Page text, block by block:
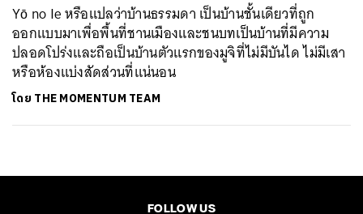
Yō no Ie หรือแปลว่าบ้านธรรมดา เป็นบ้านชั้นเดียวที่ถูก
ออกแบบมาเพื่อพื้นที่ชานเมืองและชนบทเป็นบ้านที่มีความ
ปลอดโปร่งและถือเป็นบ้านตัวแรกของมูจิที่ไม่มีบันได ไม่มีเสา
หรือห้องแบ่งสัดส่วนที่แน่นอน
โดย THE MOMENTUM TEAM
FOLLOW US